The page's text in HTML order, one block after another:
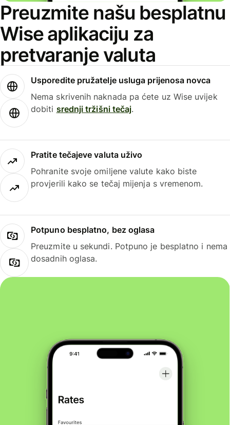
Preuzmite našu besplatnu
Wise aplikaciju za
pretvaranje valuta
Usporedite pružatelje usluga prijenosa novca
Nema skrivenih naknada pa ćete uz Wise uvijek
dobiti srednji tržišni tečaj.
Pratite tečajeve valuta uživo
Pohranite svoje omiljene valute kako biste
provjerili kako se tečaj mijenja s vremenom.
Potpuno besplatno, bez oglasa
Preuzmite u sekundi. Potpuno je besplatno i nema
dosadnih oglasa.